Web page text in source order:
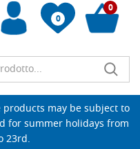
0
0
products may be subject to
for summer holidays from
23rd.